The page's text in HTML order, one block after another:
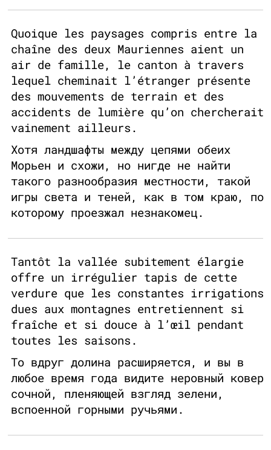
Quoique les paysages compris entre la
chaîne des deux Mauriennes aient un
air de famille, le canton à travers
lequel cheminait l’étranger présente
des mouvements de terrain et des
accidents de lumière qu’on chercherait
vainement ailleurs.
Хотя ландшафты между цепями обеих
Морьен и схожи, но нигде не найти
такого разнообразия местности, такой
игры света и теней, как в том краю, по
которому проезжал незнакомец.
Tantôt la vallée subitement élargie
offre un irrégulier tapis de cette
verdure que les constantes irrigations
dues aux montagnes entretiennent si
fraîche et si douce à l’œil pendant
toutes les saisons.
То вдруг долина расширяется, и вы в
любое время года видите неровный ковер
сочной, пленяющей взгляд зелени,
вспоенной горными ручьями.